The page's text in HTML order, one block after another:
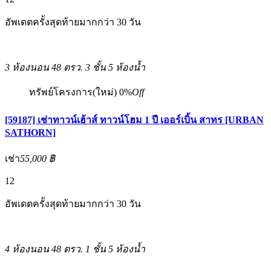
อัพเดตครั้งสุดท้ายมากกว่า 30 วัน
3 ห้องนอน 48 ตรว. 3 ชั้น 5 ห้องน้ำ
ทรัพย์โครงการ(ใหม่) 0%Off
[59187] เช่าทาวน์เฮ้าส์ ทาวน์โฮม 1 ปี เออร์เบิ้น สาทร [URBAN
SATHORN]
เช่า55,000 ฿
12
อัพเดตครั้งสุดท้ายมากกว่า 30 วัน
4 ห้องนอน 48 ตรว. 1 ชั้น 5 ห้องน้ำ